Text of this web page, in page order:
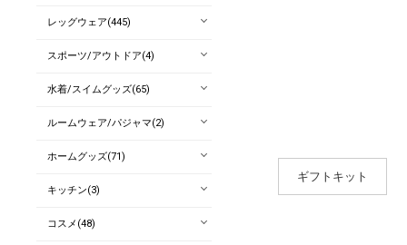
ギフトキット
レッグウェア(445)
スポーツ/アウトドア(4)
水着/スイムグッズ(65)
ルームウェア/パジャマ(2)
ホームグッズ(71)
キッチン(3)
コスメ(48)